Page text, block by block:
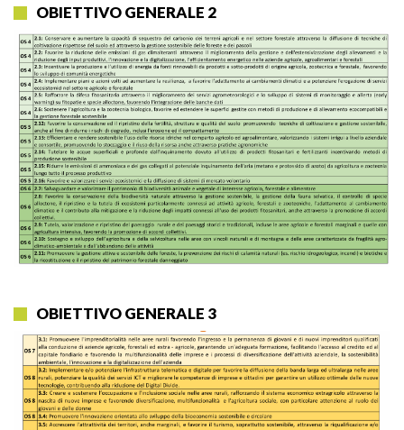
OBIETTIVO GENERALE 2
OBIETTIVO GENERALE 3